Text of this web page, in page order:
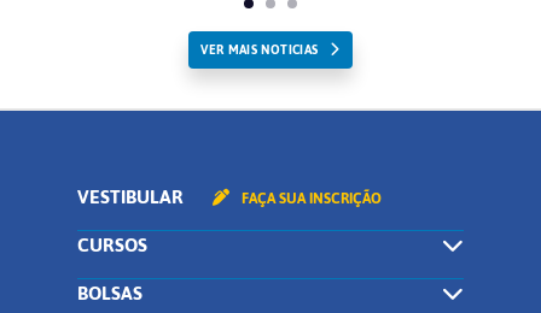
VER MAIS NOTICIAS
VESTIBULAR FAÇA SUA INSCRIÇÃO
CURSOS
BOLSAS